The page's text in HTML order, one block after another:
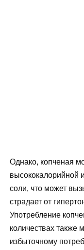
Однако, копченая
высококалорийной
соли, что может
страдает от
Употребление
количествах также
избыточному